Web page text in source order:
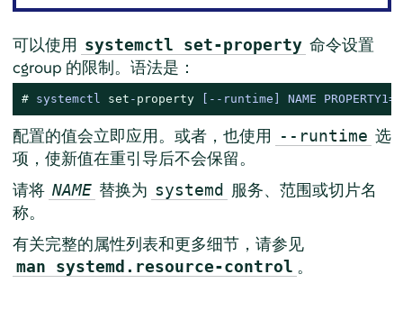
可以使用 systemctl set-property 命令设置
cgroup 的限制。语法是：
# systemctl set - property [--runtime] NAME
配置的值会立即应用。或者，也使用 --runtime 选
项，使新值在重引导后不会保留。
请将 NAME 替换为 systemd
服务、范围或切片名
称。
有关完整的属性列表和更多细节，请参见
man systemd.resource-control 。